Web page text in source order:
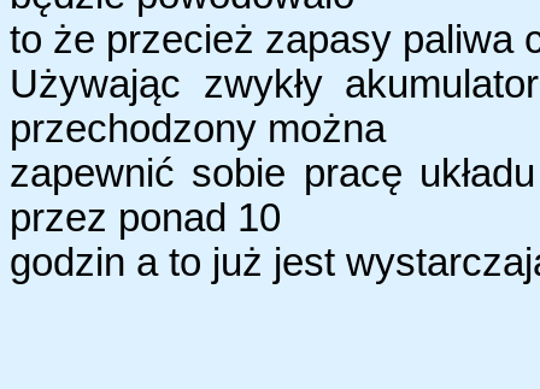
to że przecież zapasy paliwa
Używając zwykły
przechodzony można
zapewnić sobie pracę
przez ponad 10
godzin a to już jest